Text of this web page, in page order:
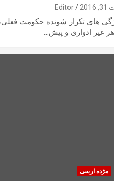
Editor
های تكرار شونده حكومت
غیر ادواری و پیش…
مژده ارسی